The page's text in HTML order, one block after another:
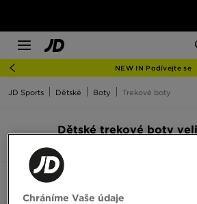
NEW IN Podívejte se
JD Sports Dětské Boty Trekové boty
Dětské trekové boty
Seřadit:
Chráníme Vaše údaje